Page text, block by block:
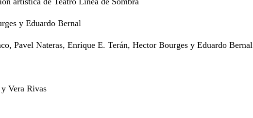
y Eduardo Bernal
Pavel Nateras, Enrique E. Terán, Hector Bourges y Eduardo Bernal
y Vera Rivas